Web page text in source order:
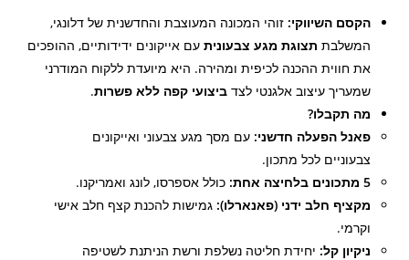
הקסם השיווקי: זוהי המכונה המעוצבת והחדשנית של דלונגי,
המשלבת תצוגת מגע צבעונית עם אייקונים ידידותיים, ההופכים
את חווית ההכנה לכיפית ומהירה. היא מיועדת ללקוח המודרני
שמעריך עיצוב אלגנטי לצדביצועי קפה ללא פשרות.
מה תקבלו?
פאנל הפעלה חדשני: עם מסך מגע צבעוני ואייקונים
צבעוניים לכל מתכון.
5 מתכונים בלחיצה אחת:
כולל אספרסו, לונג ואמריקנו.
מקציף חלב ידני (פאנארלו): גמישות להכנת קצף חלב אישי
וקרמי.
ניקיון קל: יחידת חליטה נשלפת ורשת הניתנת לשטיפה